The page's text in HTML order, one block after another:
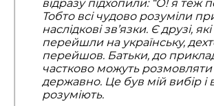
відразу підхопили: “О! я теж
Тобто всі чудово розуміли
наслідкові зв’язки. Є друзі,
перейшли на українську,
перейшов. Батьки, до
частково можуть розмовляти
державно. Це був мій вибір і
розуміють.